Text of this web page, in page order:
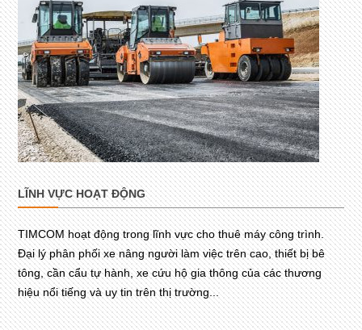
LĨNH VỰC HOẠT ĐỘNG
TIMCOM hoạt động trong lĩnh vực cho thuê máy công trình.
Đại lý phân phối xe nâng người làm việc trên cao, thiết bị bê
tông, cần cẩu tự hành, xe cứu hộ gia thông của các thương
hiệu nổi tiếng và uy tin trên thị trường...